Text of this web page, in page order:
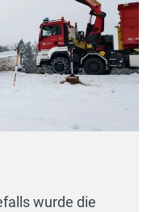
wurde die